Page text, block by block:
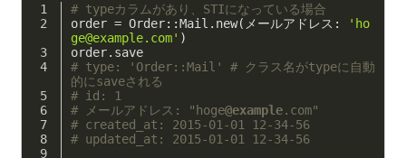
# typeカラムがあり、STIになっている場合
order = Order::Mail.new(メールアドレス:
'ho
ge@example.com' )
order.save
# type: 'Order::Mail' # クラス名がtypeに自動
的にsaveされる
# id: 1
# メールアドレス: "hoge@example.com"
# created_at: 2015-01-01 12-34-56
# updated_at: 2015-01-01 12-34-56